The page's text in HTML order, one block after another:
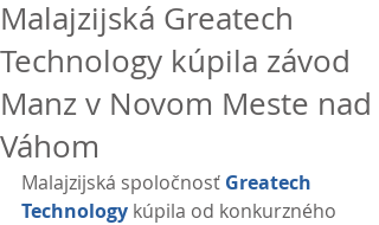
Malajzijská Greatech
Technology kúpila závod
Manz v Novom Meste nad
Váhom
Malajzijská spoločnosť Greatech
Technology kúpila od konkurzného